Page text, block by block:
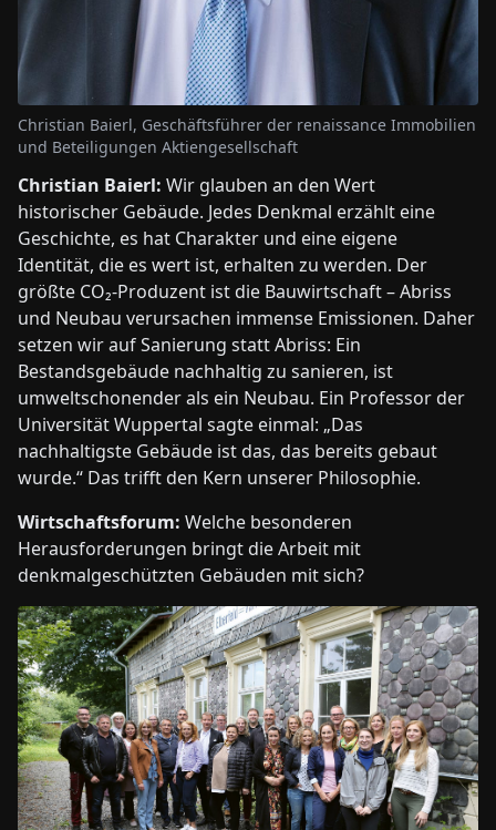
Christian Baierl, Geschäftsführer der renaissance Immobilien
und Beteiligungen Aktiengesellschaft
Christian Baierl: Wir glauben an den Wert
historischer Gebäude. Jedes Denkmal erzählt eine
Geschichte, es hat Charakter und eine eigene
Identität, die es wert ist, erhalten zu werden. Der
größte CO₂-Produzent ist die Bauwirtschaft – Abriss
und Neubau verursachen immense Emissionen. Daher
setzen wir auf Sanierung statt Abriss: Ein
Bestandsgebäude nachhaltig zu sanieren, ist
umweltschonender als ein Neubau. Ein Professor der
Universität Wuppertal sagte einmal: „Das
nachhaltigste Gebäude ist das, das bereits gebaut
wurde.“ Das trifft den Kern unserer Philosophie.
Wirtschaftsforum: Welche besonderen
Herausforderungen bringt die Arbeit mit
denkmalgeschützten Gebäuden mit sich?